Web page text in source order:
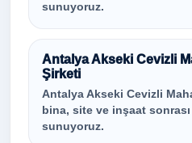
sunuyoruz.
Antalya Akseki Cevizli
Şirketi
Antalya Akseki Cevizli
bina, site ve inşaat
sunuyoruz.